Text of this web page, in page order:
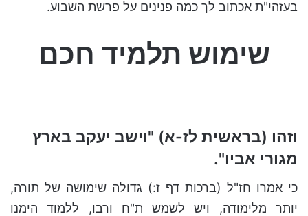
בעזהי"ת אכתוב לך כמה פנינים על פרשת השבוע.
שימוש תלמיד חכם
וזהו (בראשית לז-א) "וישב יעקב בארץ
מגורי אביו"
.
כי אמרו חז"ל (ברכות דף ז:) גדולה שימושה של תורה,
יותר מלימודה, ויש לשמש ת"ח ורבו, ללמוד הימנו